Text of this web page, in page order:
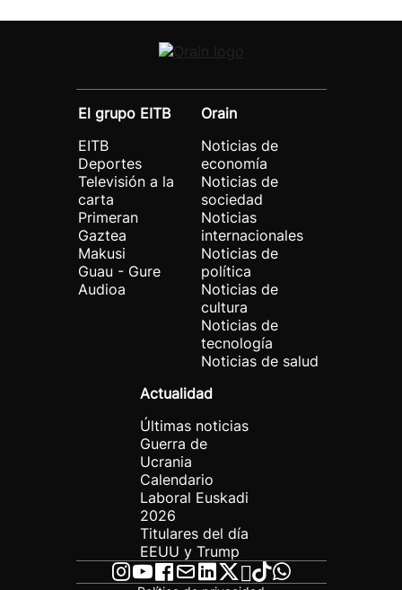
El grupo EITB
EITB
Deportes
Televisión a la
carta
Primeran
Gaztea
Makusi
Guau - Gure
Audioa
Orain
Noticias de
economía
Noticias de
sociedad
Noticias
internacionales
Noticias de
política
Noticias de
cultura
Noticias de
tecnología
Noticias de salud
Actualidad
Últimas noticias
Guerra de
Ucrania
Calendario
Laboral Euskadi
2026
Titulares del día
EEUU y Trump